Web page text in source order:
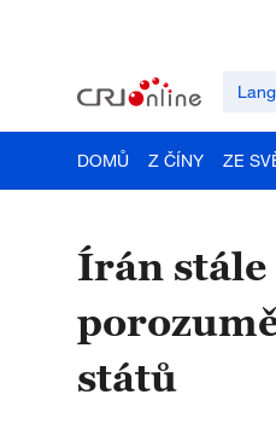
DOMŮ Z ČÍNY ZE
Írán stále
států